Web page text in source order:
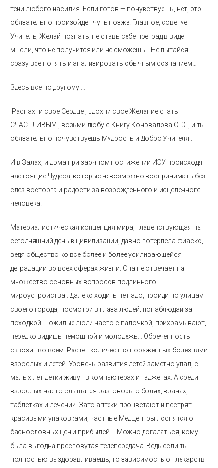
тени любого насилия. Если готов — почувствуешь, нет, это
обязательно произойдет чуть позже. Главное, советует
Учитель, Желай познать, не ставь себе преград в виде
мысли, что не получится или не сможешь… Не пытайся
сразу все понять и анализировать обычным сознанием…
Здесь все по другому …
Распахни свое Сердце , вдохни свое Желание стать
СЧАСТЛИВЫМ , возьми любую Книгу Коновалова С. С. , и ты
обязательно почувствуешь Мудрость и Добро Учителя .
И в Залах, и дома при заочном постижении ИЭУ происходят
настоящие Чудеса, которые невозможно воспринимать без
слез восторга и радости за возрожденного и исцеленного
человека.
Материалистическая концепция мира, главенствующая на
сегодняшний день в цивилизации, давно потерпела фиаско,
ведя общество ко все более и более усиливающейся
деградации во всех сферах жизни. Она не отвечает на
множество основных вопросов подлинного
мироустройства . Далеко ходить не надо, пройди по улицам
своего города, посмотри в глаза людей, понаблюдай за
походкой. Пожилые люди часто с палочкой, прихрамывают,
нередко видишь немощной и молодежь… Обреченность
сквозит во всем. Растет количество пораженных болезнями
взрослых и детей. Уровень развития детей заметно упал, с
малых лет детки живут в компьютерах и гаджетах. А среди
взрослых часто слышатся разговоры о болях, врачах,
таблетках и лечении. Зато аптеки процветают и пестрят
красивыми упаковками, частные МедЦентры лоснятся от
баснословных цен и прибылей … Можно догадаться, кому
была выгодна пресловутая телепередача. Ведь если ты
полностью выздоравливаешь, то зависимость от лекарств